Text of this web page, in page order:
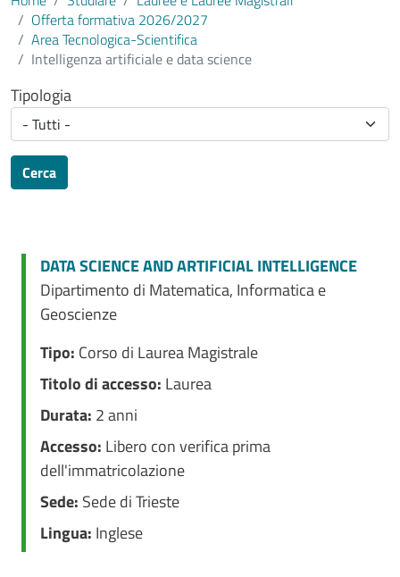
Offerta formativa 2026/2027
Area Tecnologica-Scientifica
Intelligenza artificiale e data science
Tipologia
Cerca
DATA SCIENCE AND ARTIFICIAL INTELLIGENCE
Dipartimento di Matematica, Informatica e
Geoscienze
Tipo: Corso di Laurea Magistrale
Titolo di accesso: Laurea
Durata: 2 anni
Accesso: Libero con verifica prima
dell'immatricolazione
Sede: Sede di Trieste
Lingua: Inglese